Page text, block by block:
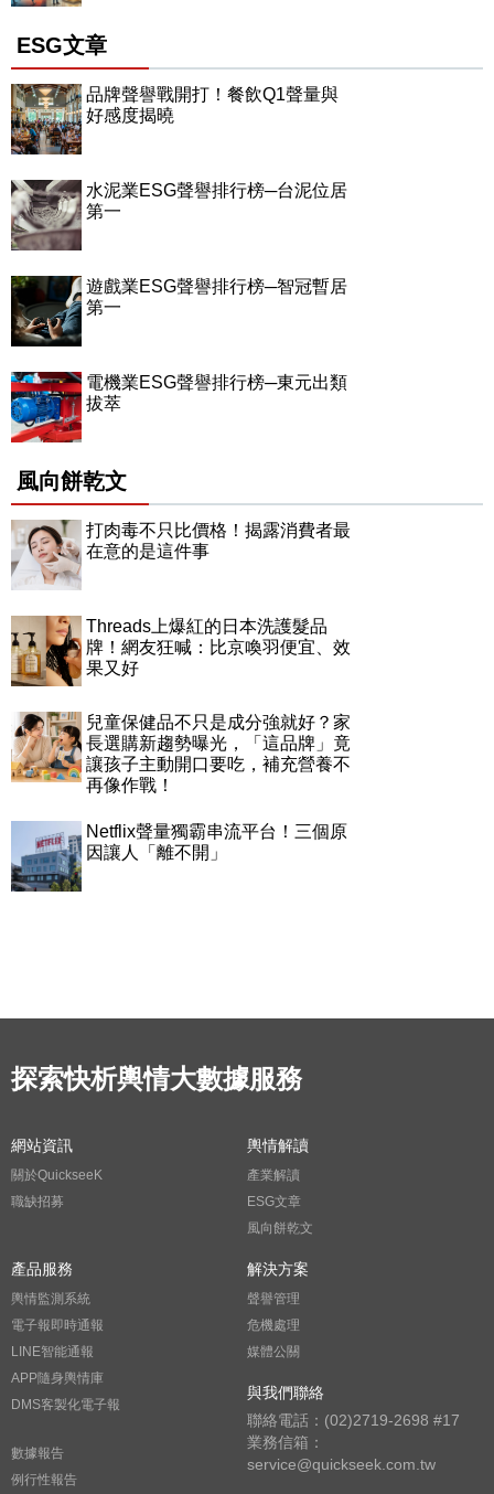
ESG文章
品牌聲譽戰開打！餐飲Q1聲量與
好感度揭曉
水泥業ESG聲譽排行榜─台泥位居
第一
遊戲業ESG聲譽排行榜─智冠暫居
第一
電機業ESG聲譽排行榜─東元出類
拔萃
風向餅乾文
打肉毒不只比價格！揭露消費者最
在意的是這件事
Threads上爆紅的日本洗護髮品
牌！網友狂喊：比京喚羽便宜、效
果又好
兒童保健品不只是成分強就好？家
長選購新趨勢曝光，「這品牌」竟
讓孩子主動開口要吃，補充營養不
再像作戰！
Netflix聲量獨霸串流平台！三個原
因讓人「離不開」
探索快析輿情大數據服務
網站資訊
關於QuickseeK
職缺招募
輿情解讀
產業解讀
ESG文章
風向餅乾文
產品服務
輿情監測系統
電子報即時通報
LINE智能通報
APP隨身輿情庫
DMS客製化電子報
數據報告
例行性報告
解決方案
聲譽管理
危機處理
媒體公關
與我們聯絡
聯絡電話：(02)2719-2698 #17
業務信箱：
service@quickseek.com.tw